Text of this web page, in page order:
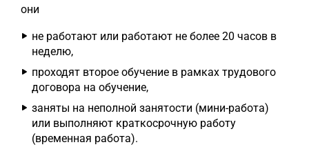
они
не работают или работают не более 20 часов в
неделю,
проходят второе обучение в рамках трудового
договора на обучение,
заняты на неполной занятости (мини-работа)
или выполняют краткосрочную работу
(временная работа).